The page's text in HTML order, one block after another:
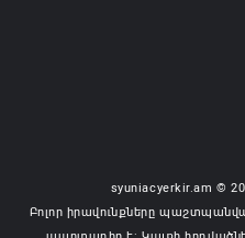
syuniacyerkir.am ©
Բոլոր իրավունքները